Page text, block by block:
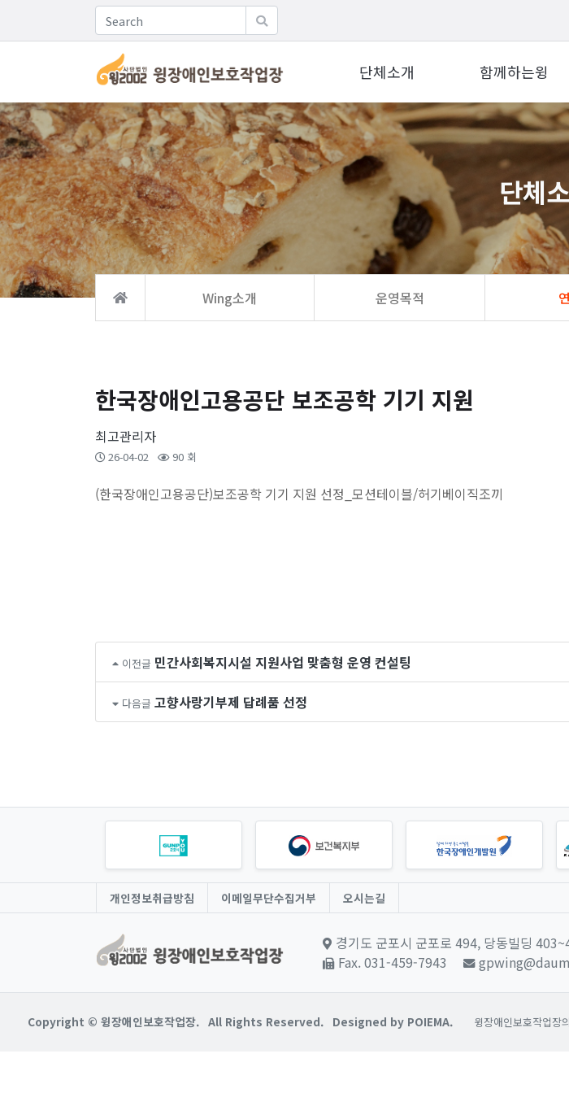
단체소개 함께하는윙
단체
Wing소개 운영목적
한국장애인고용공단 보조공학 기기 지원
최고관리자
26-04-02 90 회
(한국장애인고용공단)보조공학 기기 지원 선정_모션테이블/허기베이직조끼
이전글 민간사회복지시설 지원사업 맞춤형 운영 컨설팅
다음글 고향사랑기부제 답례품 선정
개인정보취급방침 이메일무단수집거부 오시는길
경기도 군포시 군포로 494, 당동빌딩
Fax. 031-459-7943
Copyright © 윙장애인보호작업장. All Rights Reserved. Designed by POIEMA. 윙장애인보호작업장